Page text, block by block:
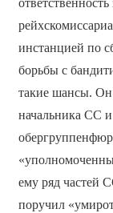
инстанцией по
борьбы с
такие шансы. Он
начальника СС
ему ряд частей
поручил